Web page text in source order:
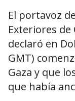
El portavoz
Exteriores de
declaró en
GMT)
Gaza y que
que había